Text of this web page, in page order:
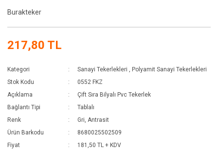
Burakteker
217,80 TL
Kategori Sanayi Tekerlekleri , Polyamit Sanayi Tekerlekleri
Stok Kodu
0552 FKZ
Açıklama
Çift Sıra Bilyalı Pvc Tekerlek
Bağlantı Tipi
Tablalı
Renk
Gri, Antrasit
Ürün Barkodu
8680025502509
Fiyat
181,50 TL + KDV